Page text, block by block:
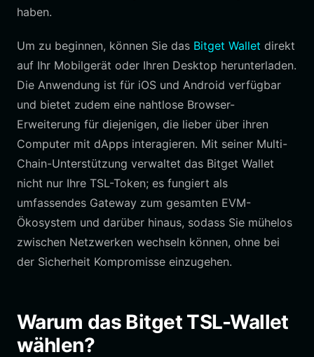
haben.
Um zu beginnen, können Sie das Bitget Wallet direkt
auf Ihr Mobilgerät oder Ihren Desktop herunterladen.
Die Anwendung ist für iOS und Android verfügbar
und bietet zudem eine nahtlose Browser-
Erweiterung für diejenigen, die lieber über ihren
Computer mit dApps interagieren. Mit seiner Multi-
Chain-Unterstützung verwaltet das Bitget Wallet
nicht nur Ihre TSL-Token; es fungiert als
umfassendes Gateway zum gesamten EVM-
Ökosystem und darüber hinaus, sodass Sie mühelos
zwischen Netzwerken wechseln können, ohne bei
der Sicherheit Kompromisse einzugehen.
Warum das Bitget TSL-Wallet
wählen?